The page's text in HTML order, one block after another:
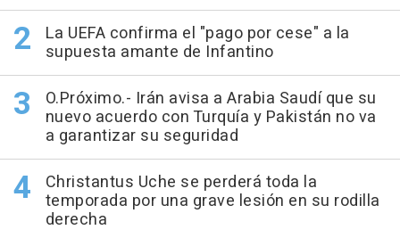
La UEFA confirma el "pago por cese" a la
supuesta amante de Infantino
O.Próximo.- Irán avisa a Arabia Saudí que su
nuevo acuerdo con Turquía y Pakistán no va
a garantizar su seguridad
Christantus Uche se perderá toda la
temporada por una grave lesión en su rodilla
derecha